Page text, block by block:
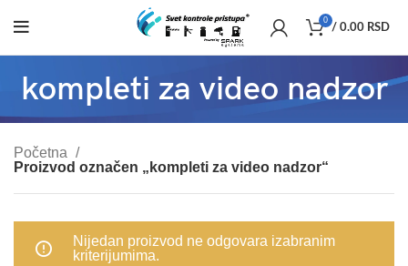
0
/ 0.00 RSD
kompleti za video nadzor
Početna
Proizvod označen „kompleti za video nadzor“
Nijedan proizvod ne odgovara izabranim
kriterijumima.